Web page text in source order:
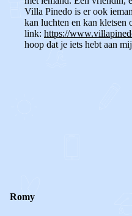
Villa Pinedo is er ook
kan luchten en kan kletsen
link: https://
hoop dat je iets hebt aan
Romy